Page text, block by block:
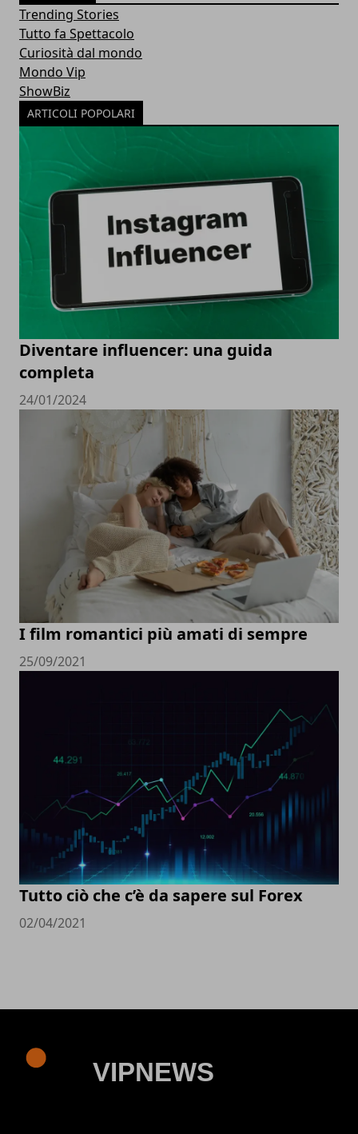
Trending Stories
Tutto fa Spettacolo
Curiosità dal mondo
Mondo Vip
ShowBiz
ARTICOLI POPOLARI
Diventare influencer: una guida
completa
24/01/2024
I film romantici più amati di sempre
25/09/2021
Tutto ciò che c’è da sapere sul Forex
02/04/2021